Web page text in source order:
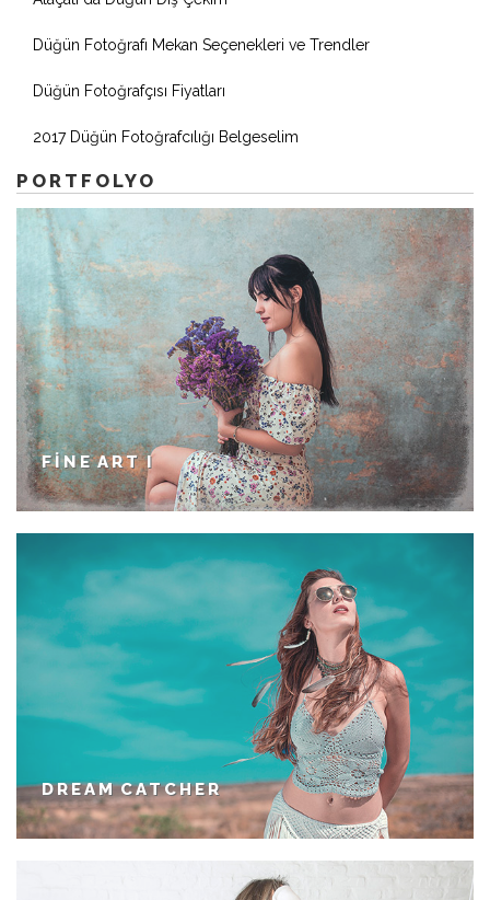
Düğün Fotoğrafı Mekan Seçenekleri ve Trendler
Düğün Fotoğrafçısı Fiyatları
2017 Düğün Fotoğrafcılığı Belgeselim
PORTFOLYO
FINE ART I
DREAM CATCHER